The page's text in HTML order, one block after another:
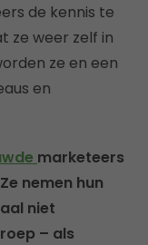
de kennis te
ze weer zelf in
ze en een
en
marketeers
nemen hun
niet
– als